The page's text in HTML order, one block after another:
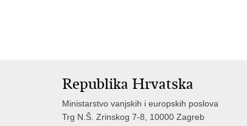
Republika Hrvatska
Ministarstvo vanjskih i europskih poslova
Trg N.Š. Zrinskog 7-8, 10000 Zagreb